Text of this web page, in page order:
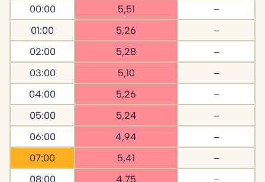
00:00 5,51
–
01:00
5,26
–
02:00
5,28
–
03:00
5,10
–
04:00
5,26
–
05:00
5,24
–
06:00
4,94
–
07:00
5,41
–
08:00
4,75
–